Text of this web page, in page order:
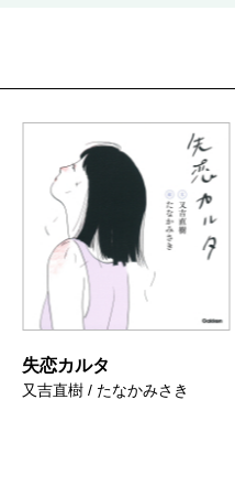
失恋カルタ
又吉直樹 / たなかみさき